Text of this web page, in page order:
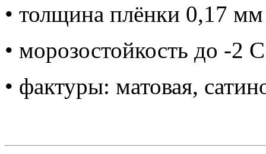
• толщина плёнки 0,17 мм
• морозостойкость до -2
• фактуры: матовая,